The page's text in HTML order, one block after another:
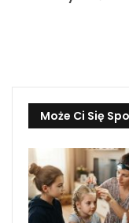
Może Ci Się